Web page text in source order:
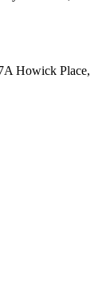
Howick Place,